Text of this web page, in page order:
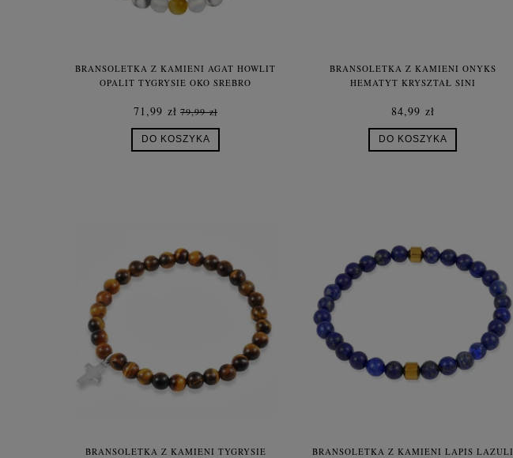
BRANSOLETKA Z KAMIENI AGAT HOWLIT
OPALIT TYGRYSIE OKO SREBRO
71,99 zł 79,99 zł
DO KOSZYKA
BRANSOLETKA Z KAMIENI ONYKS
HEMATYT KRYSZTAŁ SINI
84,99 zł
DO KOSZYKA
BRANSOLETKA Z KAMIENI TYGRYSIE
BRANSOLETKA Z KAMIENI LAPIS LAZULI